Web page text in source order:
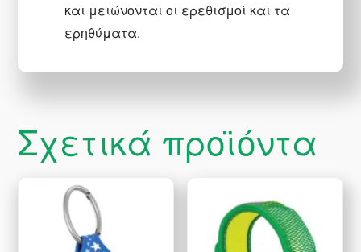
και μειώνονται οι ερεθισμοί και τα
ερηθύματα.
Σχετικά προϊόντα